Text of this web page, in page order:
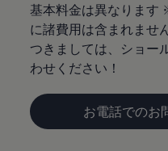
基本料金は異なります
に諸費用は含まれませ
つきましては、ショー
わせください！
お電話でのお